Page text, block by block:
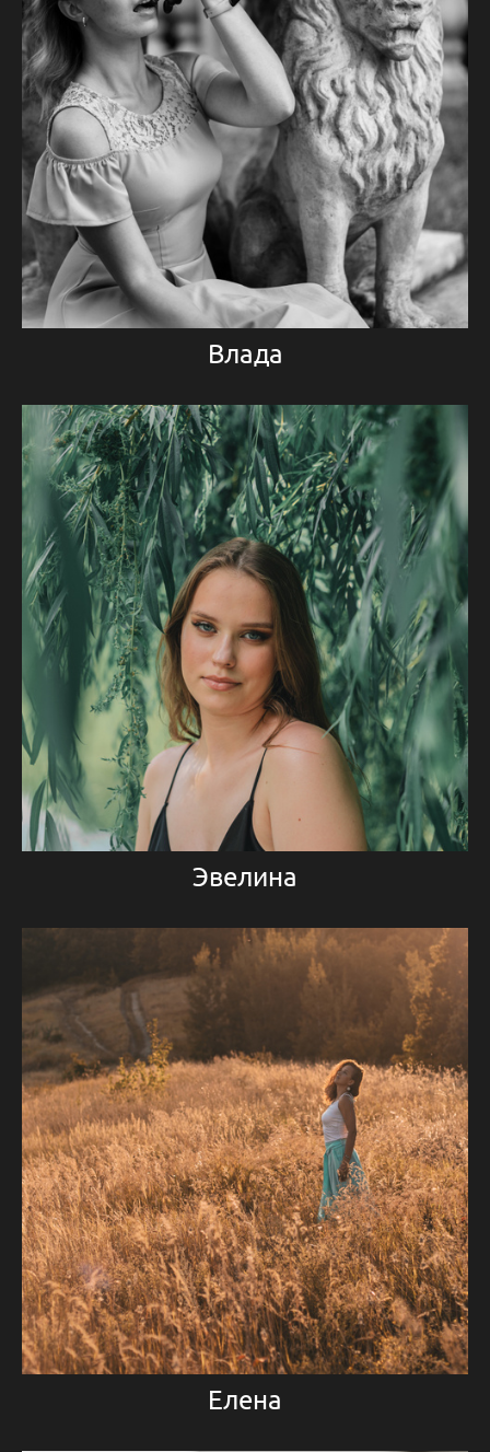
Влада
Эвелина
Елена